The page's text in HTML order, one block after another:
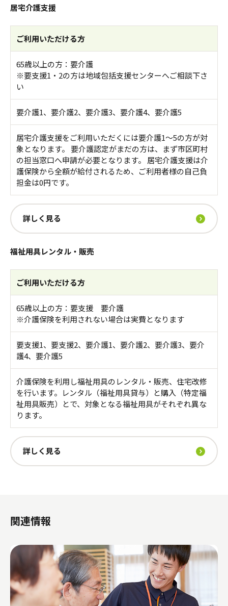
居宅介護支援
ご利用いただける方
65歳以上の方：要介護
※要支援1・2の方は地域包括支援センターへご相談下さ
い
要介護1、要介護2、要介護3、要介護4、要介護5
居宅介護支援をご利用いただくには要介護1～5の方が対
象となります。 要介護認定がまだの方は、まず市区町村
の担当窓口へ申請が必要となります。 居宅介護支援は介
護保険から全額が給付されるため、ご利用者様の自己負
担金は0円です。
詳しく見る
福祉用具レンタル・販売
ご利用いただける方
65歳以上の方：要支援 要介護
※介護保険を利用されない場合は実費となります
要支援1、要支援2、要介護1、要介護2、要介護3、要介
護4、要介護5
介護保険を利用し福祉用具のレンタル・販売、住宅改修
を行います。レンタル（福祉用具貸与）と購入（特定福
祉用具販売）とで、対象となる福祉用具がそれぞれ異な
ります。
詳しく見る
関連情報